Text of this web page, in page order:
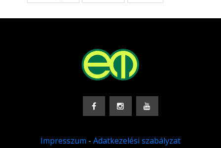
Impresszum - Adatkezelési szabályzat